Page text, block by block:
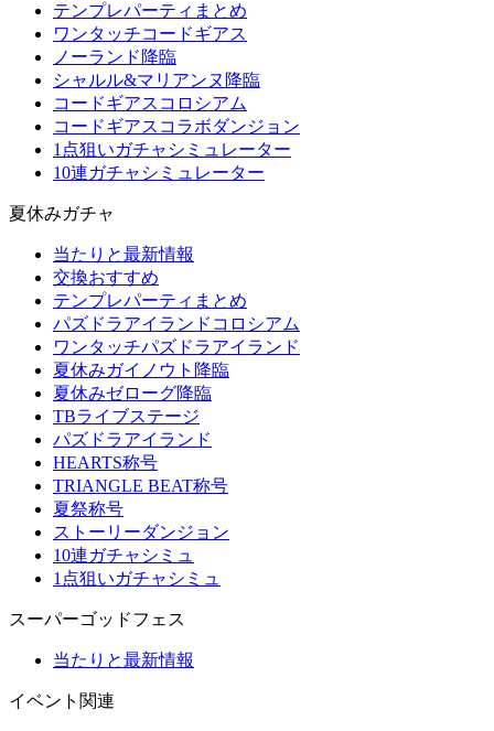
テンプレパーティまとめ
ワンタッチコードギアス
ノーランド降臨
シャルル&マリアンヌ降臨
コードギアスコロシアム
コードギアスコラボダンジョン
1点狙いガチャシミュレーター
10連ガチャシミュレーター
夏休みガチャ
当たりと最新情報
交換おすすめ
テンプレパーティまとめ
パズドラアイランドコロシアム
ワンタッチパズドラアイランド
夏休みガイノウト降臨
夏休みゼローグ降臨
TBライブステージ
パズドラアイランド
HEARTS称号
TRIANGLE BEAT称号
夏祭称号
ストーリーダンジョン
10連ガチャシミュ
1点狙いガチャシミュ
スーパーゴッドフェス
当たりと最新情報
イベント関連